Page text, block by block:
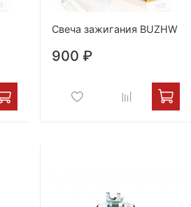
Свеча зажигания BUZHW
900 ₽